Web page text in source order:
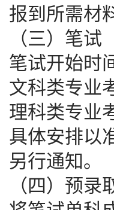
报到所需材
（三）笔试
笔试开始时
文科类专业
理科类专业
具体安排以
另行通知。
（四）预录